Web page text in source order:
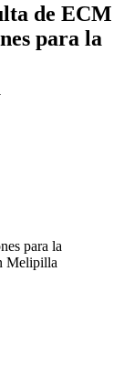
de ECM
para la
para la
Melipilla